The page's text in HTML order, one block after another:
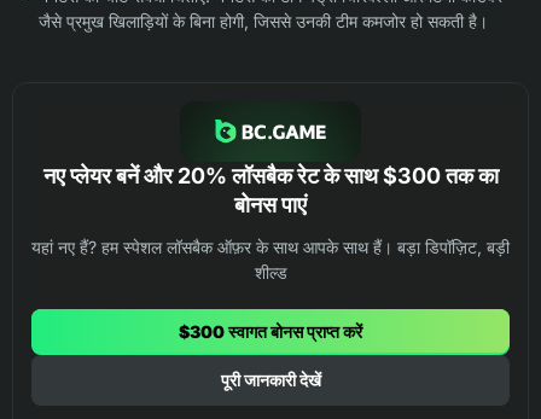
जैसे प्रमुख खिलाड़ियों के बिना होगी, जिससे उनकी टीम कमजोर हो सकती है।
नए प्लेयर बनें और 20% लॉसबैक रेट के साथ $300 तक का
बोनस पाएं
यहां नए हैं? हम स्पेशल लॉसबैक ऑफ़र के साथ आपके साथ हैं। बड़ा डिपॉज़िट, बड़ी
शील्ड
$300 स्वागत बोनस प्राप्त करें
पूरी जानकारी देखें